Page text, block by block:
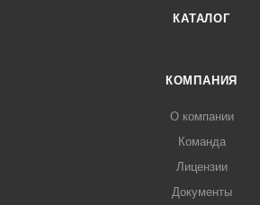
КАТАЛОГ
КОМПАНИЯ
О компании
Команда
Лицензии
Документы